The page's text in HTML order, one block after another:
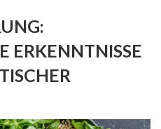
ERKENNTNISSE